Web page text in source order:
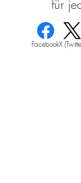
für
FacebookX